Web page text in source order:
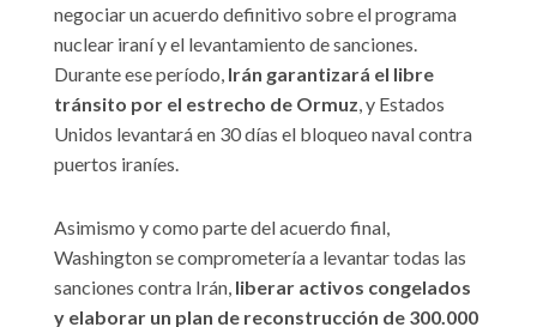
negociar un acuerdo definitivo sobre el programa
nuclear iraní y el levantamiento de sanciones.
Durante ese período, Irán garantizará el libre
tránsito por el estrecho de Ormuz , y Estados
Unidos levantará en 30 días el bloqueo naval contra
puertos iraníes.
Asimismo y como parte del acuerdo final,
Washington se comprometería a levantar todas las
sanciones contra Irán, liberar activos congelados
y elaborar un plan de reconstrucción de 300.000